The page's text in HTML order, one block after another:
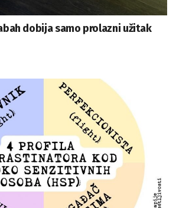
dobija samo prolazni užitak